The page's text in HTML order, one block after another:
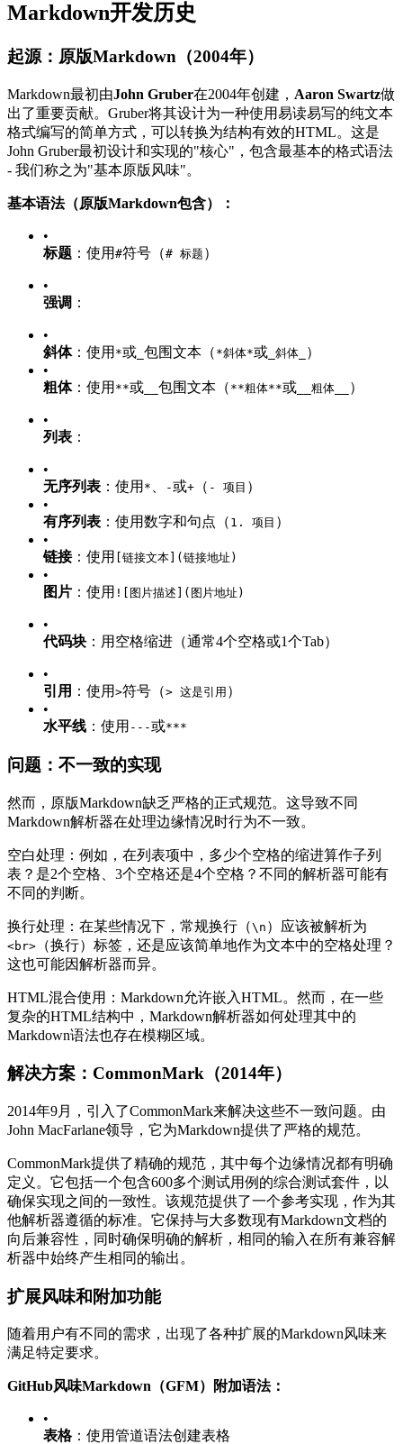
Markdown开发历史
起源：原版Markdown（2004年）
Markdown最初由John Gruber在2004年创建， Aaron Swartz做
出了重要贡献。Gruber将其设计为一种使用易读易写的纯文本
格式编写的简单方式，可以转换为结构有效的HTML。这是
John Gruber最初设计和实现的"核心"，包含最基本的格式语法
- 我们称之为"基本原版风味"。
基本语法（原版Markdown包含）：
•
标题 ：使用 #符号（# 标题 ）
•
强调 ：
•
斜体：使用 *或 包围文本（ *斜体*或 _斜体_
）
•
粗体：使用 **或 包围文本（ **粗体**或 __粗体__ ）
•
列表 ：
•
无序列表 ：使用 * -或+ （ - 项目 ）
•
有序列表 ：使用数字和句点（ 1. 项目 ）
•
链接：使用 [链接文本](链接地址)
•
图片 ：使用 ![图片描述](图片地址)
•
代码块 ：用空格缩进（通常4个空格或1个Tab）
•
引用 ：使用 >符号（> 这是引用 ）
•
水平线 ：使用 ---或***
问题：不一致的实现
然而，原版Markdown缺乏严格的正式规范。这导致不同
Markdown解析器在处理边缘情况时行为不一致。
空白处理：例如，在列表项中，多少个空格的缩进算作子列
表？是2个空格、3个空格还是4个空格？不同的解析器可能有
不同的判断。
换行处理：在某些情况下，常规换行（\n ）应该被解析为
<br> （换行）标签，还是应该简单地作为文本中的空格处理？
这也可能因解析器而异。
HTML混合使用：Markdown允许嵌入HTML。然而，在一些
复杂的HTML结构中，Markdown解析器如何处理其中的
Markdown语法也存在模糊区域。
解决方案：CommonMark（2014年）
2014年9月，引入了CommonMark来解决这些不一致问题。由
John MacFarlane领导，它为Markdown提供了严格的规范。
CommonMark提供了精确的规范，其中每个边缘情况都有明确
定义。它包括一个包含600多个测试用例的综合测试套件，以
确保实现之间的一致性。该规范提供了一个参考实现，作为其
他解析器遵循的标准。它保持与大多数现有Markdown文档的
向后兼容性，同时确保明确的解析，相同的输入在所有兼容解
析器中始终产生相同的输出。
扩展风味和附加功能
随着用户有不同的需求，出现了各种扩展的Markdown风味来
满足特定要求。
GitHub风味Markdown（GFM）附加语法：
•
表格：使用管道语法创建表格